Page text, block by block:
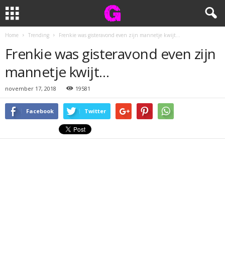
Home Trending Frenkie was gisteravond even zijn mannetje kwijt…
Frenkie was gisteravond even zijn
mannetje kwijt…
november 17, 2018 19581
Facebook Twitter